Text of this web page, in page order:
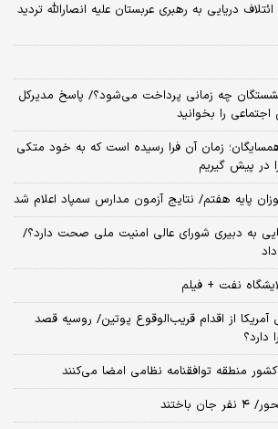
دریایی به رهبری عربستان علیه انصارالله تردید
چه زمانی پرداخت می‌شود؟/ پاسخ مدیرکل
را بخوانید
زمان آن فرا رسیده است که به خود متکی
در پیش گیریم
پایه هفتم/ نتایج آزمون مدارس سمپاد اعلام شد
به دبیری شورای عالی امنیت ملی صحت دارد؟/
نفت + فیلم
آمریکا از اقدام قریب‌الوقوع پوتین/ روسیه قصد
دارد؟